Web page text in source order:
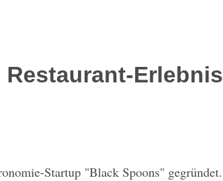
Erlebnis
Startup "Black Spoons" gegründet.